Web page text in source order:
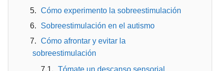
Cómo experimento la sobreestimulación
Sobreestimulación en el autismo
Cómo afrontar y evitar la
sobreestimulación
Tómate un descanso sensorial